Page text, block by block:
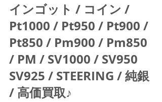
インゴット / コイン /
Pt1000 / Pt950 / Pt900 /
Pt850 / Pm900 / Pm850
/ PM / SV1000 / SV950
SV925 / STEERING / 純銀
/ 高価買取♪